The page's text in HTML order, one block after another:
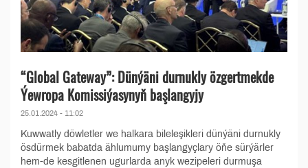
“Global Gateway”: Dünýäni durnukly özgertmekde
Ýewropa Komissiýasynyň başlangyjy
25.01.2024 - 11:02
Kuwwatly döwletler we halkara bileleşikleri dünýäni durnukly
ösdürmek babatda ählumumy başlangyçlary öňe sürýärler
hem-de kesgitlenen ugurlarda anyk wezipeleri durmuşa